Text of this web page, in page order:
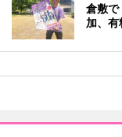
倉敷
加、有